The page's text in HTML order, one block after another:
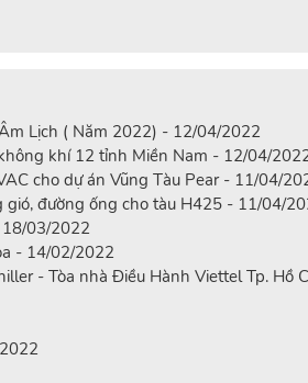
Lịch ( Năm 2022) - 12/04/2022
khí 12 tỉnh Miền Nam - 12/04/
cho dự án Vũng Tàu Pear - 11/04/
đường ống cho tàu H425 - 11/04/
03/2022
- 14/02/2022
- Tòa nhà Điều Hành Viettel Tp. Hồ